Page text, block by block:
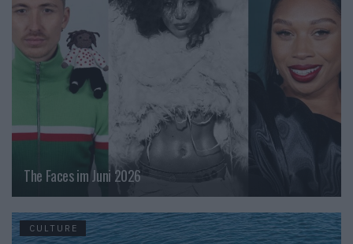
The Faces im Juni 2026
CULTURE